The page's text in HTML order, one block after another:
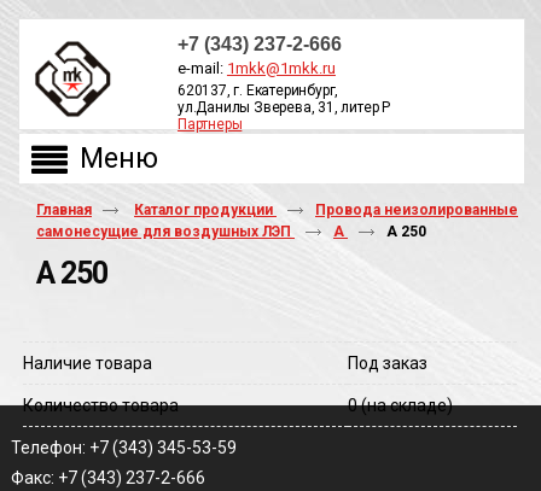
+7 (343) 237-2-666
e-mail: 1mkk@1mkk.ru
620137, г. Екатеринбург,
ул.Данилы Зверева, 31, литер Р
Партнеры
Главная Каталог продукции
Провода неизолированные
самонесущие для воздушных ЛЭП
А А 250
А 250
Наличие товара Под заказ
Количество товара 0(на складе)
Телефон: +7 (343) 345-53-59
Факс: +7 (343) 237-2-666